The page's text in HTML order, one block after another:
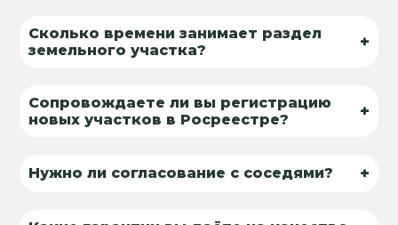
Сколько времени занимает раздел
земельного участка?
+
Сопровождаете ли вы регистрацию
новых участков в Росреестре?
+
Нужно ли согласование с соседями? +